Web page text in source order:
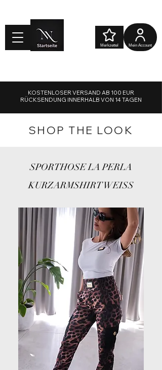
Merkzettel Mein Account
KOSTENLOSER VERSAND AB 100 EUR
RÜCKSENDUNG INNERHALB VON 14 TAGEN
SHOP THE LOOK
SPORTHOSE LA PERLA
KURZARMSHIRT WEISS